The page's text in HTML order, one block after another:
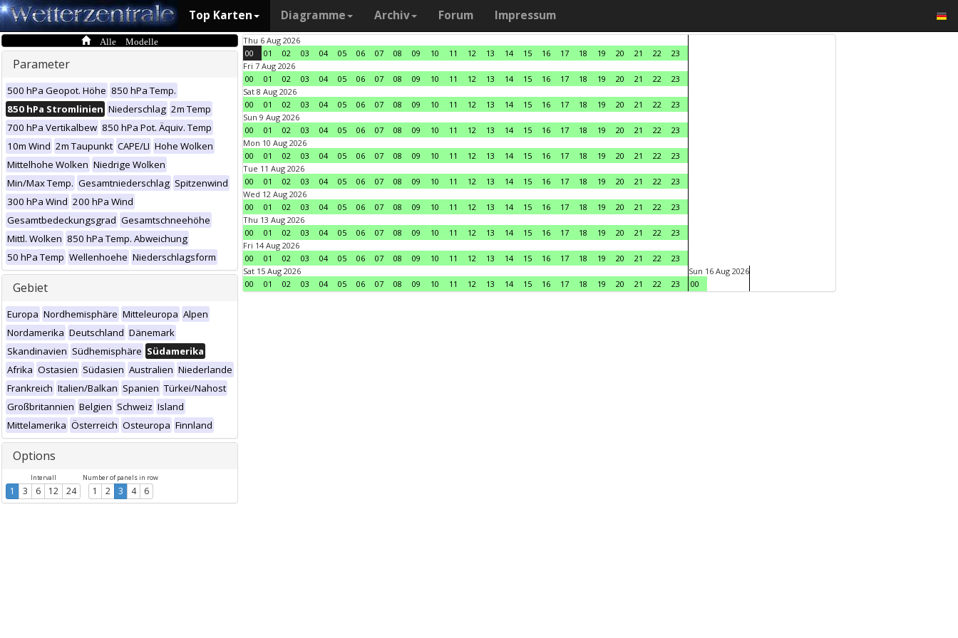
Top Karten Diagramme Archiv Forum Impressum
Alle Modelle
Parameter
500 hPa Geopot. Höhe 850 hPa Temp.
850 hPa Stromlinien Niederschlag 2m Temp
700 hPa Vertikalbew 850 hPa Pot. Äquiv. Temp
10m Wind 2m Taupunkt CAPE/LI Hohe Wolken
Mittelhohe Wolken Niedrige Wolken
Min/Max Temp. Gesamtniederschlag Spitzenwind
300 hPa Wind 200 hPa Wind
Gesamtbedeckungsgrad Gesamtschneehöhe
Mittl. Wolken 850 hPa Temp. Abweichung
50 hPa Temp Wellenhoehe Niederschlagsform
Gebiet
Europa Nordhemisphäre Mitteleuropa Alpen
Nordamerika Deutschland Dänemark
Skandinavien Südhemisphäre Südamerika
Afrika Ostasien Südasien Australien Niederlande
Frankreich Italien/Balkan Spanien Türkei/Nahost
Großbritannien Belgien Schweiz Island
Mittelamerika Österreich Osteuropa Finnland
Options
Intervall
1 3 6 12 24
Number of panels in row
1 2 3 4 6
Thu 6 Aug 2026
00
01 02 03 04 05 06 07 08 09 10 11 12 13 14 15 16 17 18 19 20 21 22
23
Fri 7 Aug 2026
00
01 02 03 04 05 06 07 08 09 10 11 12 13 14 15 16 17 18 19 20 21 22
23
Sat 8 Aug 2026
00
01 02 03 04 05 06 07 08 09 10 11 12 13 14 15 16 17 18 19 20 21 22
23
Sun 9 Aug 2026
00
01 02 03 04 05 06 07 08 09 10 11 12 13 14 15 16 17 18 19 20 21 22
23
Mon 10 Aug 2026
00
01 02 03 04 05 06 07 08 09 10 11 12 13 14 15 16 17 18 19 20 21 22
23
Tue 11 Aug 2026
00
01 02 03 04 05 06 07 08 09 10 11 12 13 14 15 16 17 18 19 20 21 22
23
Wed 12 Aug 2026
00
01 02 03 04 05 06 07 08 09 10 11 12 13 14 15 16 17 18 19 20 21 22
23
Thu 13 Aug 2026
00
01 02 03 04 05 06 07 08 09 10 11 12 13 14 15 16 17 18 19 20 21 22
23
Fri 14 Aug 2026
00
01 02 03 04 05 06 07 08 09 10 11 12 13 14 15 16 17 18 19 20 21 22
23
Sat 15 Aug 2026
00
01 02 03 04 05 06 07 08 09 10 11 12 13 14 15 16 17 18 19 20 21 22 23
Sun 16 Aug 2026
00